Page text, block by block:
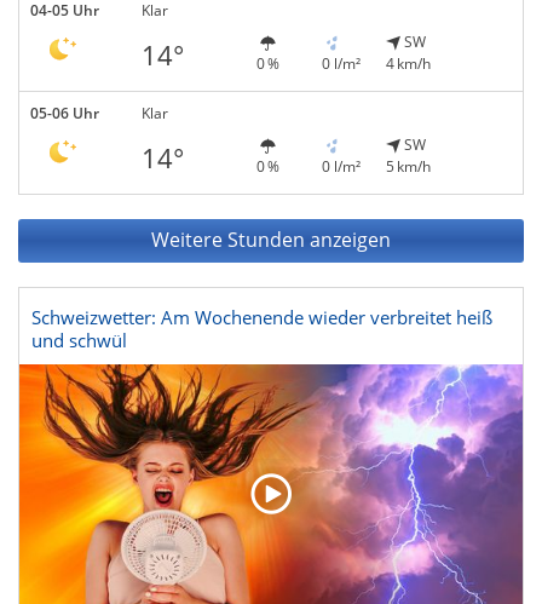
04-05 Uhr Klar
14° 0 % 0 l/m²
SW
4 km/h
05-06 Uhr Klar
14° 0 % 0 l/m²
SW
5 km/h
Weitere Stunden anzeigen
Schweizwetter: Am Wochenende wieder verbreitet heiß
und schwül